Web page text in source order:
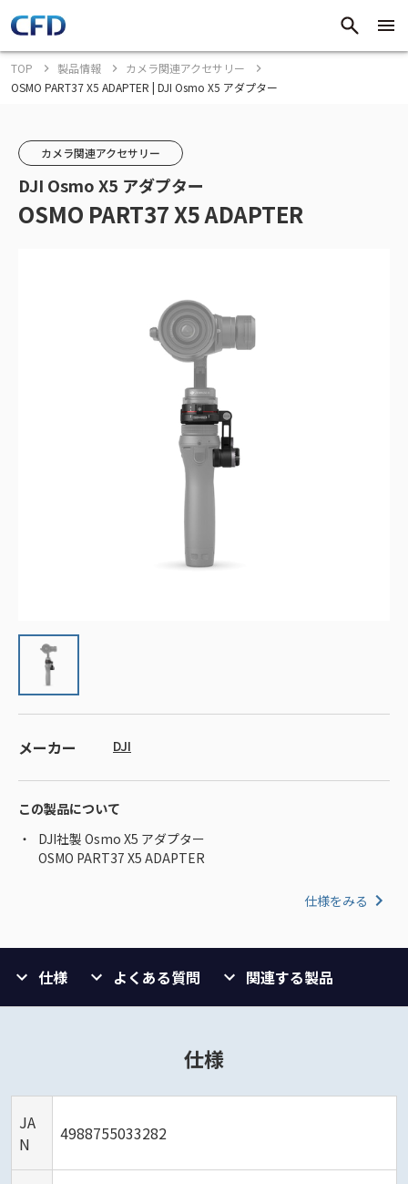
TOP 製品情報
カメラ関連アクセサリー
OSMO PART37 X5 ADAPTER | DJI Osmo X5 アダプター
カメラ関連アクセサリー
DJI Osmo X5 アダプター
OSMO PART37 X5 ADAPTER
メーカー DJI
この製品について
DJI社製 Osmo X5 アダプター
OSMO PART37 X5 ADAPTER
仕様をみる
仕様 よくある質問 関連する製品
仕様
JA
N
4988755033282